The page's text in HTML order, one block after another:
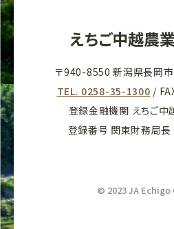
えちご中越農
〒940-8550 新潟県長岡
TEL. 0258-35-1300 /
登録金融機関 えちご
登録番号 関東財務局長
© 2023 JA